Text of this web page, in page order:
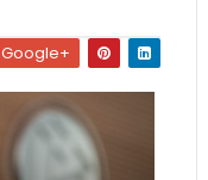
Google+